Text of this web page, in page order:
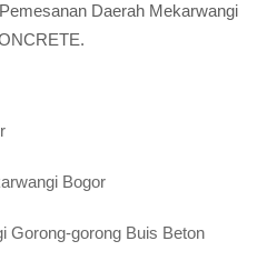
Daerah Mekarwangi
Bogor
Gorong-gorong Buis Beton